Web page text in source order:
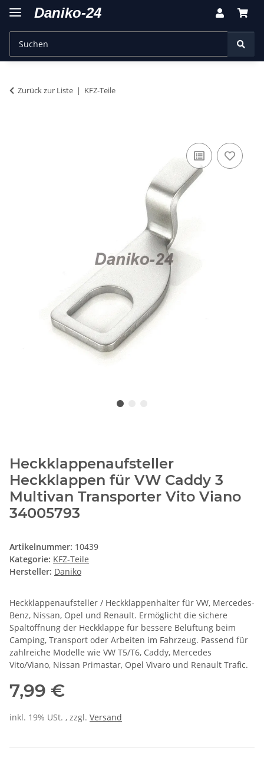
Zurück zur Liste KFZ-Teile
Heckklappenaufsteller
Heckklappen für VW Caddy 3
Multivan Transporter Vito Viano
34005793
Artikelnummer: 10439
Kategorie: KFZ-Teile
Hersteller: Daniko
Heckklappenaufsteller / Heckklappenhalter für VW, Mercedes-
Benz, Nissan, Opel und Renault. Ermöglicht die sichere
Spaltöffnung der Heckklappe für bessere Belüftung beim
Camping, Transport oder Arbeiten im Fahrzeug. Passend für
zahlreiche Modelle wie VW T5/T6, Caddy, Mercedes
Vito/Viano, Nissan Primastar, Opel Vivaro und Renault Trafic.
7,99 €
inkl. 19% USt. , zzgl. Versand